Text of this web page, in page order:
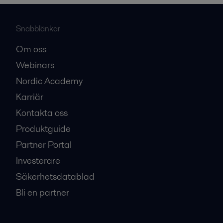
Snabblänkar
Om oss
Webinars
Nordic Academy
Karriär
Kontakta oss
Produktguide
Partner Portal
Investerare
Säkerhetsdatablad
Bli en partner